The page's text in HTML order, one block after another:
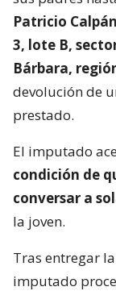
Patricio
3, lote B,
Bárbara,
devolución de
prestado.
El imputado
condición de
conversar a
la joven.
Tras entregar
imputado